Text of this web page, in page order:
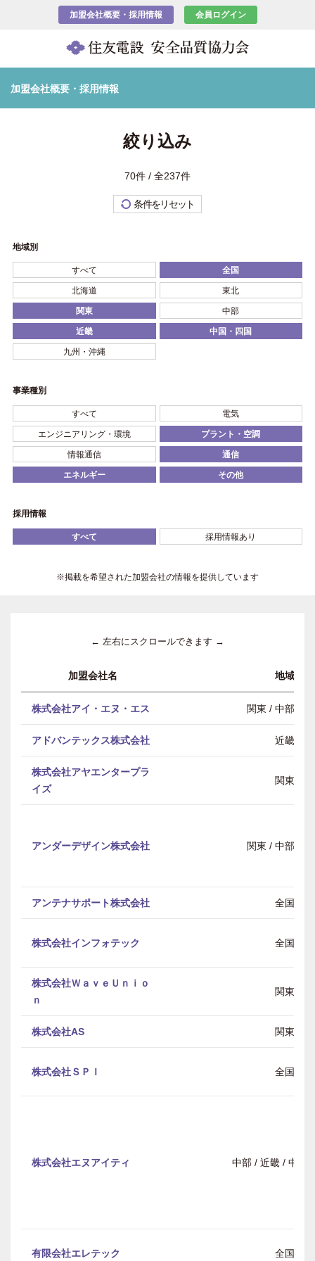
加盟会社概要・採用情報 会員ログイン
加盟会社概要・採用情報
絞り込み
70件 / 全237件
条件をリセット
地域別
すべて 全国
北海道 東北
関東 中部
近畿 中国・四国
九州・沖縄
事業種別
すべて 電気
エンジニアリング・環境 プラント・空調
情報通信 通信
エネルギー その他
採用情報
すべて 採用情報あり
※掲載を希望された加盟会社の情報を提供しています
← 左右にスクロールできます →
加盟会社名 地域
株式会社アイ・エヌ・エス 関東 / 中部 / 近
アドバンテックス株式会社 近畿
株式会社アヤエンタープラ
イズ
関東
アンダーデザイン株式会社 関東 / 中部 / 近
アンテナサポート株式会社 全国
株式会社インフォテック 全国
株式会社ＷａｖｅＵｎｉｏ
ｎ
関東
株式会社AS 関東
株式会社ＳＰＩ 全国
株式会社エヌアイティ 中部 / 近畿 / 中国
有限会社エレテック 全国